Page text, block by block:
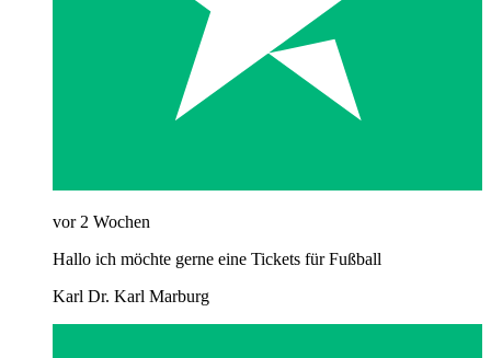
vor 2 Wochen
Hallo ich möchte gerne eine Tickets für Fußball
Karl Dr. Karl Marburg